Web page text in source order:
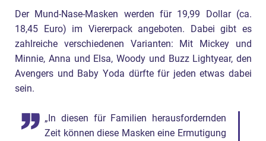
Der Mund-Nase-Masken werden für 19,99 Dollar (ca.
18,45 Euro) im Viererpack angeboten. Dabei gibt es
zahlreiche verschiedenen Varianten: Mit Mickey und
Minnie, Anna und Elsa, Woody und Buzz Lightyear, den
Avengers und Baby Yoda dürfte für jeden etwas dabei
sein.
„In diesen für Familien herausfordernden
Zeit können diese Masken eine Ermutigung